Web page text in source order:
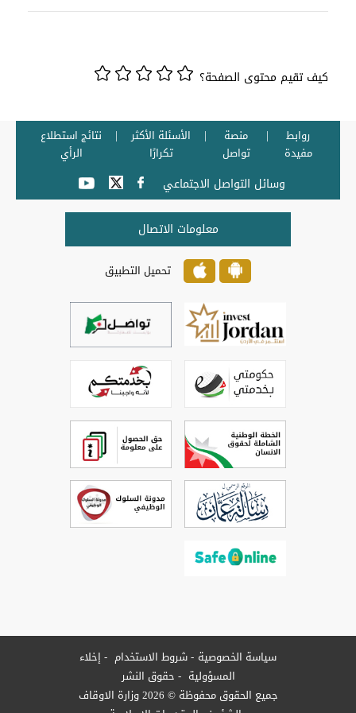
كيف تقيم محتوى الصفحة؟
روابط
مفيدة
منصة
تواصل
الأسئلة الأكثر
تكرارًا
نتائج استطلاع
الرأي
وسائل التواصل الاجتماعي
معلومات الاتصال
تحميل التطبيق
سياسة الخصوصية شروط الاستخدام
إخلاء
المسؤولية
حقوق النشر
جميع الحقوق محفوظة © 2026 وزارة الاوقاف